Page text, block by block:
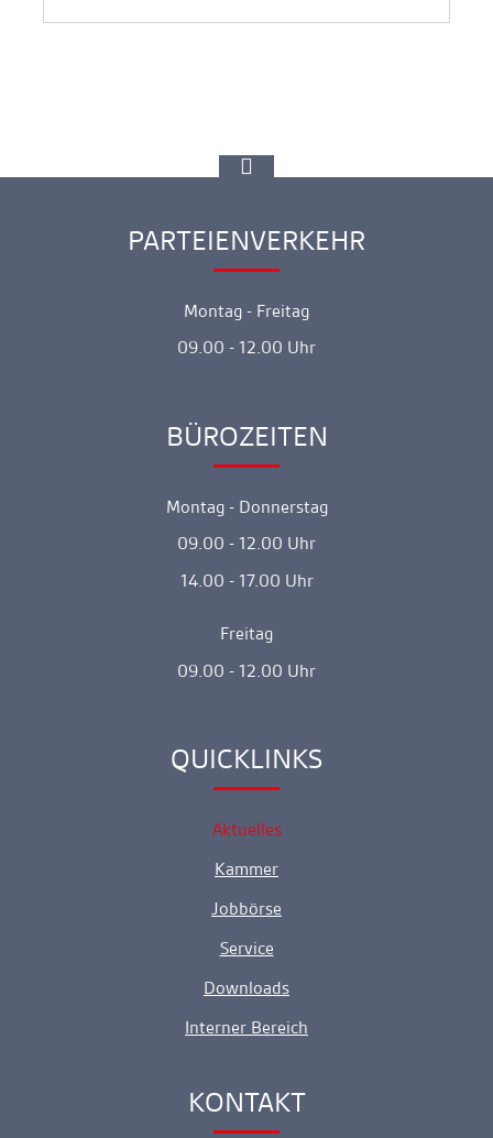
Ankerlink
PARTEIENVERKEHR
Montag - Freitag
09.00 - 12.00 Uhr
Ankerlink
BÜROZEITEN
Montag - Donnerstag
09.00 - 12.00 Uhr
14.00 - 17.00 Uhr
Freitag
09.00 - 12.00 Uhr
Ankerlink
QUICKLINKS
Aktuelles
Kammer
Jobbörse
Service
Downloads
Interner Bereich
Ankerlink
KONTAKT
zur